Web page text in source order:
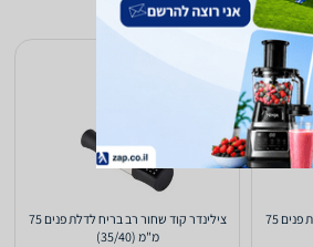
צילינדר קוד שחור רב בריח לדלת פנים 75
צילינדר קוד שחור רב בריח לדלת פנים 75
מ"מ (35/40)